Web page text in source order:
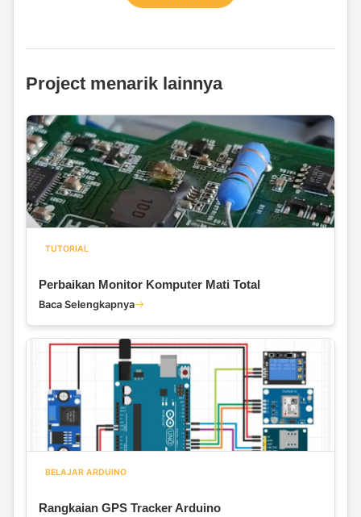
Project menarik lainnya
TUTORIAL
Perbaikan Monitor Komputer Mati Total
Baca Selengkapnya
BELAJAR ARDUINO
Rangkaian GPS Tracker Arduino